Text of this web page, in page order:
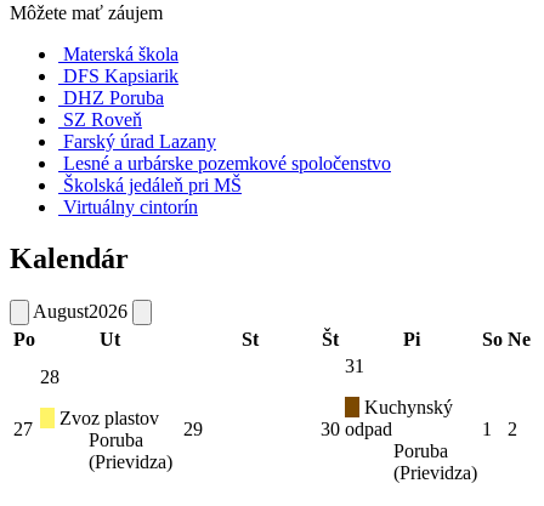
Môžete mať záujem
Materská škola
DFS Kapsiarik
DHZ Poruba
SZ Roveň
Farský úrad Lazany
Lesné a urbárske pozemkové spoločenstvo
Školská jedáleň pri MŠ
Virtuálny cintorín
Kalendár
August2026
Po
Ut St Št Pi So Ne
27
28
Zvoz plastov
Poruba
(Prievidza)
29 30
31
Kuchynský
odpad
Poruba
(Prievidza)
1 2